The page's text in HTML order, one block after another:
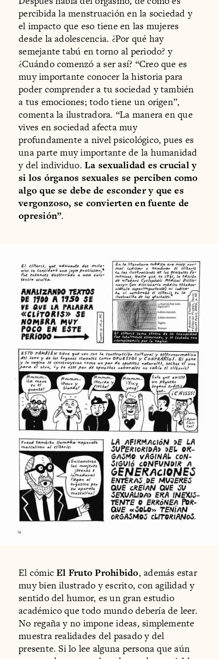
percibida la menstruación en la sociedad y
el impacto que eso tiene en las mujeres
desde la adolescencia. ¿Por qué hay
semejante tabú en torno al periodo? y
¿Cuándo comenzó a ser así? “Creo que es
muy importante conocer la historia para
poder comprender a tu sociedad y también
a tus emociones; todo tiene un origen”,
comenta la ilustradora. “La manera en que
vives en sociedad afecta muy
profundamente a nivel psicológico, pues es
una parte muy importante de la humanidad
y del individuo. La sexualidad es crucial y
si los órganos sexuales se perciben como
algo que se debe de esconder y que es
vergonzoso, se convierten en fuente de
opresión”.
El cómicEl Fruto Prohibido, además estar
muy bien ilustrado y escrito, con agilidad y
sentido del humor, es un gran estudio
académico que todo mundo debería de leer.
No regaña y no impone ideas, simplemente
muestra realidades del pasado y del
presente. Si lo lee alguna persona que aún